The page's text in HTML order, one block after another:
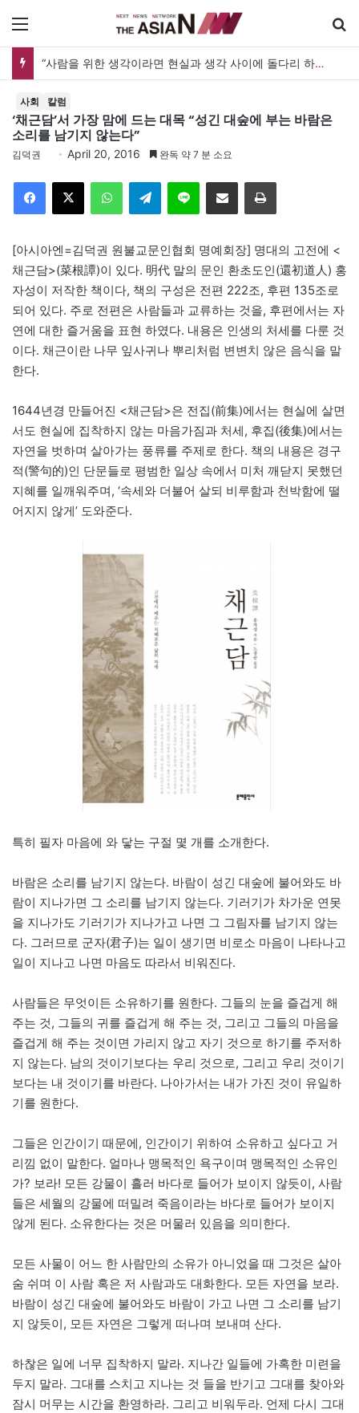
“사람을 위한 생각이라면 현실과 생각 사이에 돌다리 하나는 놓아야 하지 않을까”
사회 칼럼
‘채근담’서 가장 맘에 드는 대목 “성긴 대숲에 부는 바람은
소리를 남기지 않는다”
김덕권 April 20, 2016 완독 약 7 분 소요
Telegram 이메일
[아시아엔=김덕권 원불교문인협회 명예회장] 명대의 고전에 <
채근담>(菜根譚)이 있다. 明代 말의 문인 환초도인(還初道人) 홍
자성이 저작한 책이다, 책의 구성은 전편 222조, 후편 135조로
되어 있다. 주로 전편은 사람들과 교류하는 것을, 후편에서는 자
연에 대한 즐거움을 표현 하였다. 내용은 인생의 처세를 다룬 것
이다. 채근이란 나무 잎사귀나 뿌리처럼 변변치 않은 음식을 말
한다.
1644년경 만들어진 <채근담>은 전집(前集)에서는 현실에 살면
서도 현실에 집착하지 않는 마음가짐과 처세, 후집(後集)에서는
자연을 벗하며 살아가는 풍류를 주제로 한다. 책의 내용은 경구
적(警句的)인 단문들로 평범한 일상 속에서 미처 깨닫지 못했던
지혜를 일깨워주며, ‘속세와 더불어 살되 비루함과 천박함에 떨
어지지 않게’ 도와준다.
특히 필자 마음에 와 닿는 구절 몇 개를 소개한다.
바람은 소리를 남기지 않는다. 바람이 성긴 대숲에 불어와도 바
람이 지나가면 그 소리를 남기지 않는다. 기러기가 차가운 연못
을 지나가도 기러기가 지나가고 나면 그 그림자를 남기지 않는
다. 그러므로 군자(君子)는 일이 생기면 비로소 마음이 나타나고
일이 지나고 나면 마음도 따라서 비워진다.
사람들은 무엇이든 소유하기를 원한다. 그들의 눈을 즐겁게 해
주는 것, 그들의 귀를 즐겁게 해 주는 것, 그리고 그들의 마음을
즐겁게 해 주는 것이면 가리지 않고 자기 것으로 하기를 주저하
지 않는다. 남의 것이기보다는 우리 것으로, 그리고 우리 것이기
보다는 내 것이기를 바란다. 나아가서는 내가 가진 것이 유일하
기를 원한다.
그들은 인간이기 때문에, 인간이기 위하여 소유하고 싶다고 거
리낌 없이 말한다. 얼마나 맹목적인 욕구이며 맹목적인 소유인
가? 보라! 모든 강물이 흘러 바다로 들어가 보이지 않듯이, 사람
들은 세월의 강물에 떠밀려 죽음이라는 바다로 들어가 보이지
않게 된다. 소유한다는 것은 머물러 있음을 의미한다.
모든 사물이 어느 한 사람만의 소유가 아니었을 때 그것은 살아
숨 쉬며 이 사람 혹은 저 사람과도 대화한다. 모든 자연을 보라.
바람이 성긴 대숲에 불어와도 바람이 가고 나면 그 소리를 남기
지 않듯이, 모든 자연은 그렇게 떠나며 보내며 산다.
하찮은 일에 너무 집착하지 말라. 지나간 일들에 가혹한 미련을
두지 말라. 그대를 스치고 지나는 것 들을 반기고 그대를 찾아와
잠시 머무는 시간을 환영하라. 그리고 비워두라. 언제 다시 그대